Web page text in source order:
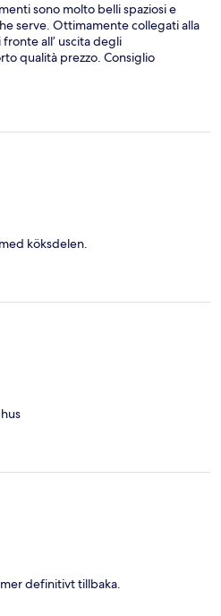
sono molto belli spaziosi e
serve. Ottimamente collegati alla
all’ uscita degli
qualità prezzo. Consiglio
köksdelen.
definitivt tillbaka.